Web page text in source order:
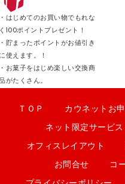
はじめてのお買い物でもれな
100ポイントプレゼント！
貯まったポイントがお値引き
使えます。！
お菓子をはじめ楽しい交換商
がたくさん。
ＴＯＰ カウネットお
ネット限定サービス
オフィスレイアウト
お問合せ コ